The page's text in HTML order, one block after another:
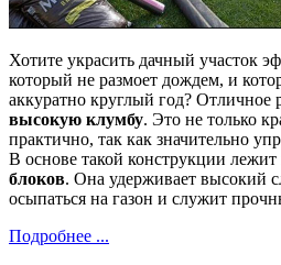
Хотите украсить дачный участок
который не размоет дождем, и
аккуратно круглый год?
высокую клумбу. Это не только
практично, так как значительно
В основе такой конструкции лежит
блоков. Она удерживает высокий
осыпаться на газон и служит
Подробнее ...